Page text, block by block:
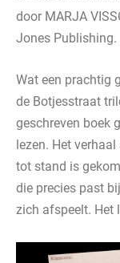
door MARJA
Jones Publishing.
Wat een prachtig
de Botjesstraat
geschreven boek
lezen. Het
tot stand is
die precies past
zich afspeelt. Het